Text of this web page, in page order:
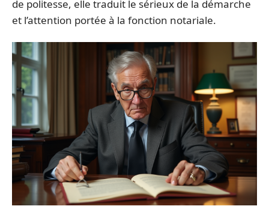
de politesse, elle traduit le sérieux de la démarche
et l’attention portée à la fonction notariale.